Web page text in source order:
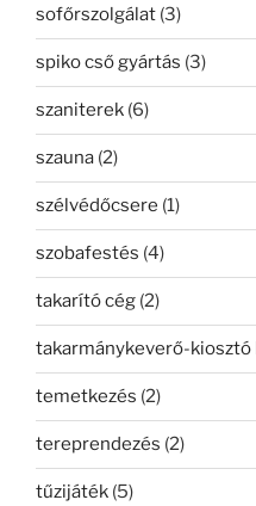
sofőrszolgálat (3)
spiko cső gyártás (3)
szaniterek (6)
szauna (2)
szélvédőcsere (1)
szobafestés (4)
takarító cég (2)
takarmánykeverő-kiosztó
temetkezés (2)
tereprendezés (2)
tűzijáték (5)